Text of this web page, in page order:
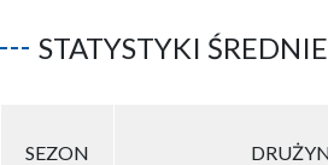
STATYSTYKI ŚREDNIE
SEZON